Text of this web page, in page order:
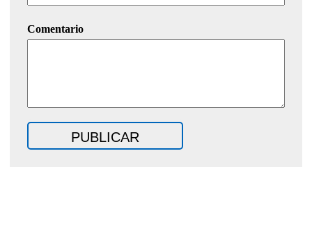
Comentario